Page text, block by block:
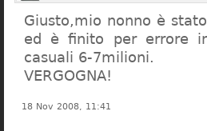
Giusto,mio nonno è
ed è finito per errore
casuali 6-7milioni.
VERGOGNA!
18 Nov 2008, 11:41